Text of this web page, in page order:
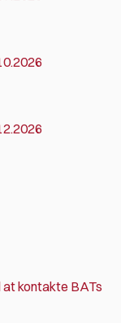
at kontakte BATs